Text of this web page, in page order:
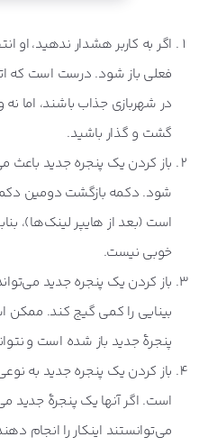
اگر به کاربر هشدار ندهید، او
فعلی باز شود. درست است که
در شهربازی جذاب باشند، اما
گشت و گذار باشید.
باز کردن یک پنجره جدید
شود. دکمه بازگشت دومین
است (بعد از هایپر لینک‌ها)،
خوبی نیست.
باز کردن یک پنجره جدید
بینایی را کمی گیج کند. ممکن
پنجرۀ جدید باز شده است و
باز کردن یک پنجره جدید به
است. اگر آنها یک پنجرۀ جدید
می‌توانستند اینکار را انجام